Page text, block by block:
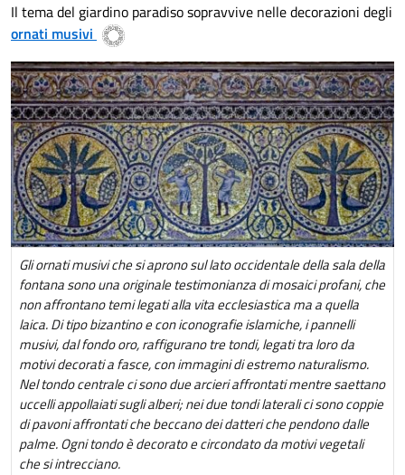
Il tema del giardino paradiso sopravvive nelle decorazioni degli
ornati musivi
Gli ornati musivi che si aprono sul lato occidentale della sala della
fontana sono una originale testimonianza di mosaici profani, che
non affrontano temi legati alla vita ecclesiastica ma a quella
laica. Di tipo bizantino e con iconografie islamiche, i pannelli
musivi, dal fondo oro, raffigurano tre tondi, legati tra loro da
motivi decorati a fasce, con immagini di estremo naturalismo.
Nel tondo centrale ci sono due arcieri affrontati mentre saettano
uccelli appollaiati sugli alberi; nei due tondi laterali ci sono coppie
di pavoni affrontati che beccano dei datteri che pendono dalle
palme. Ogni tondo è decorato e circondato da motivi vegetali
che si intrecciano.